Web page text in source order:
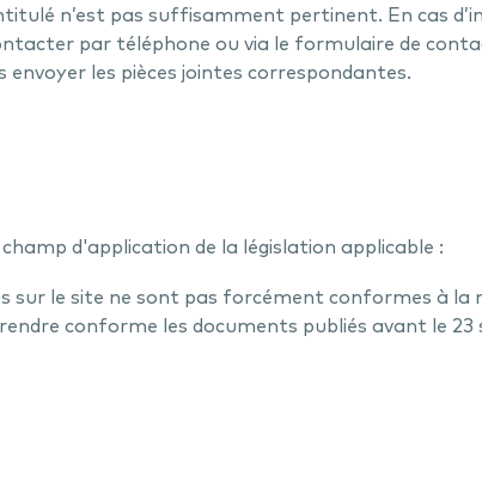
n’est pas suffisamment pertinent. En cas
par téléphone ou via le formulaire de
les pièces jointes correspondantes.
d'application de la législation applicable :
sur le site ne sont pas forcément conformes à la
conforme les documents publiés avant le 23